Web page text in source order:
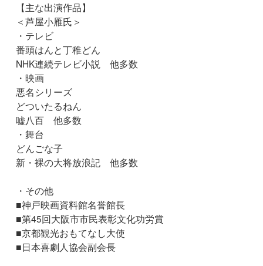
【主な出演作品】
＜芦屋小雁氏＞
・テレビ
番頭はんと丁稚どん
NHK連続テレビ小説 他多数
・映画
悪名シリーズ
どついたるねん
嘘八百 他多数
・舞台
どんごな子
新・裸の大将放浪記 他多数
・その他
■神戸映画資料館名誉館長
■第45回大阪市市民表彰文化功労賞
■京都観光おもてなし大使
■日本喜劇人協会副会長